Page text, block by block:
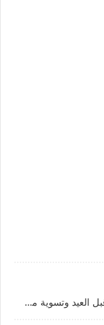
بشرى لموظفي "البريقة": صرف رواتب مايو قبل العيد وتسوية مستحقات أبريل.. إليكم التفاصيل